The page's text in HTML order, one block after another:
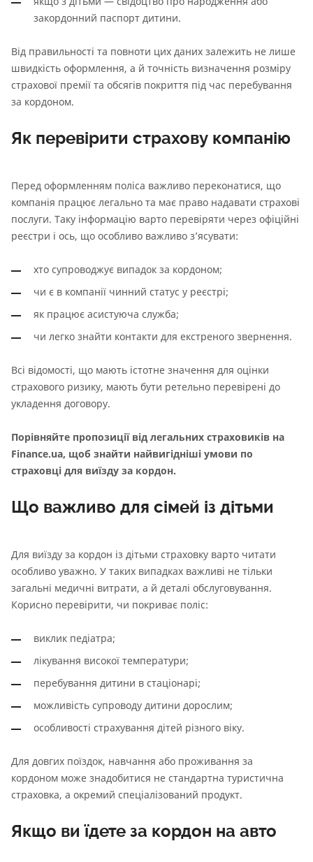
закордонний паспорт дитини.
Від правильності та повноти цих даних залежить не лише
швидкість оформлення, а й точність визначення розміру
страхової премії та обсягів покриття під час перебування
за кордоном.
Як перевірити страхову компанію
Перед оформленням поліса важливо переконатися, що
компанія працює легально та має право надавати страхові
послуги. Таку інформацію варто перевіряти через офіційні
реєстри і ось, що особливо важливо з’ясувати:
хто супроводжує випадок за кордоном;
чи є в компанії чинний статус у реєстрі;
як працює асистуюча служба;
чи легко знайти контакти для екстреного звернення.
Всі відомості, що мають істотне значення для оцінки
страхового ризику, мають бути ретельно перевірені до
укладення договору.
Порівняйте пропозиції від легальних страховиків на
Finance.ua, щоб знайти найвигідніші умови по
страховці для виїзду за кордон.
Що важливо для сімей із дітьми
Для виїзду за кордон із дітьми страховку варто читати
особливо уважно. У таких випадках важливі не тільки
загальні медичні витрати, а й деталі обслуговування.
Корисно перевірити, чи покриває поліс:
виклик педіатра;
лікування високої температури;
перебування дитини в стаціонарі;
можливість супроводу дитини дорослим;
особливості страхування дітей різного віку.
Для довгих поїздок, навчання або проживання за
кордоном може знадобитися не стандартна туристична
страховка, а окремий спеціалізований продукт.
Якщо ви їдете за кордон на авто